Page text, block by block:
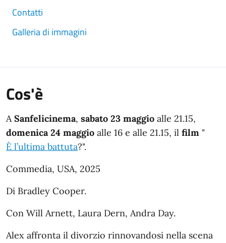
Contatti
Galleria di immagini
Cos'è
ASanfelicinema, sabato 23 maggio alle 21.15,
domenica 24 maggio alle 16 e alle 21.15, il film "
È l’ultima battuta?".
Commedia, USA, 2025
Di Bradley Cooper.
Con Will Arnett, Laura Dern, Andra Day.
Alex affronta il divorzio rinnovandosi nella scena